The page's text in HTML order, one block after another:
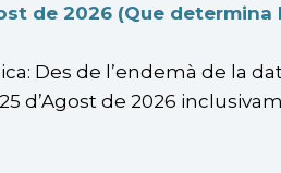
de 2026 (Que determina
Des de l’endemà de la
d’Agost de 2026